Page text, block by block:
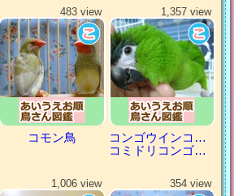
483 view
コモン鳥
1,357 view
コンゴウインコの仲間
コミドリコンゴウインコ
1,006 view 354 view